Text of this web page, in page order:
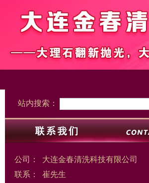
站内搜索：
公司：
大连金春清洗科技有限公司
联系：
崔先生